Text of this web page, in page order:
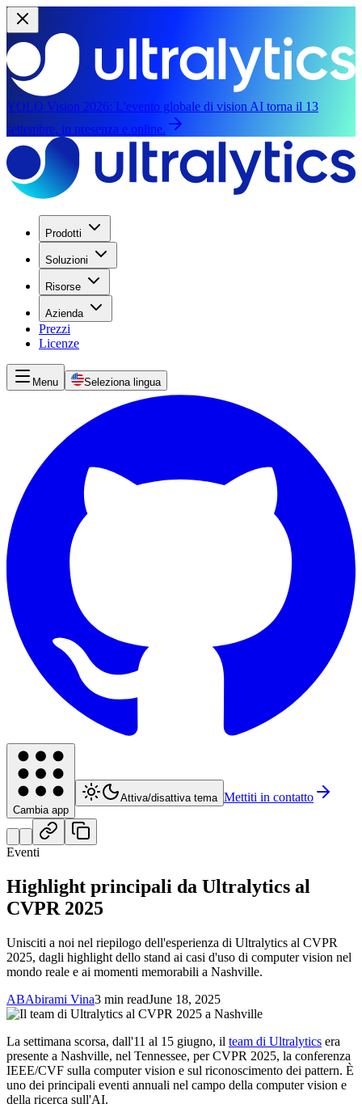
YOLO Vision 2026: L'evento globale di vision AI torna il 13
settembre, in presenza e online.
Prodotti
Soluzioni
Risorse
Azienda
Prezzi
Licenze
Menu Seleziona lingua
Cambia app
Attiva/disattiva tema Mettiti in contatto
Eventi
Highlight principali da Ultralytics al
CVPR 2025
Unisciti a noi nel riepilogo dell'esperienza di Ultralytics al CVPR
2025, dagli highlight dello stand ai casi d'uso di computer vision nel
mondo reale e ai momenti memorabili a Nashville.
ABAbirami Vina3 min readJune 18, 2025
La settimana scorsa, dall'11 al 15 giugno, il team di Ultralytics era
presente a Nashville, nel Tennessee, per CVPR 2025, la conferenza
IEEE/CVF sulla computer vision e sul riconoscimento dei pattern. È
uno dei principali eventi annuali nel campo della computer vision e
della ricerca sull'AI.